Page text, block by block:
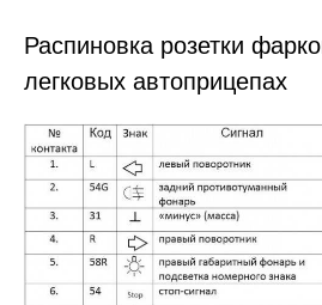
Распиновка розетки
легковых автоприцепах